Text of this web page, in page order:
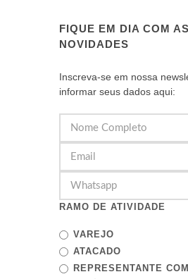
FIQUE EM DIA COM AS
NOVIDADES
Inscreva-se em nossa
informar seus dados aqui:
RAMO DE ATIVIDADE
VAREJO
ATACADO
REPRESENTANTE